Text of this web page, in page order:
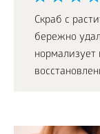
Скраб с
бережно
нормализует